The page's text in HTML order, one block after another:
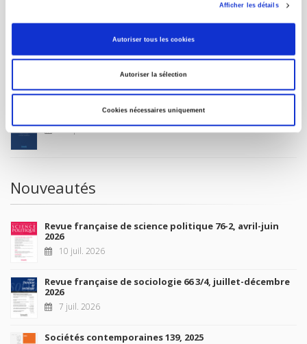
Afficher les détails
Autoriser tous les cookies
Autoriser la sélection
Cookies nécessaires uniquement
La France et l'Union européenne
4 sept. 2026
Nouveautés
Revue française de science politique 76-2, avril-juin
2026
10 juil. 2026
Revue française de sociologie 66 3/4, juillet-décembre
2026
7 juil. 2026
Sociétés contemporaines 139, 2025